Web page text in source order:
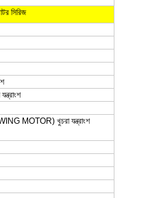
সিরিজ
MOTOR) খুচরা যন্ত্রাংশ